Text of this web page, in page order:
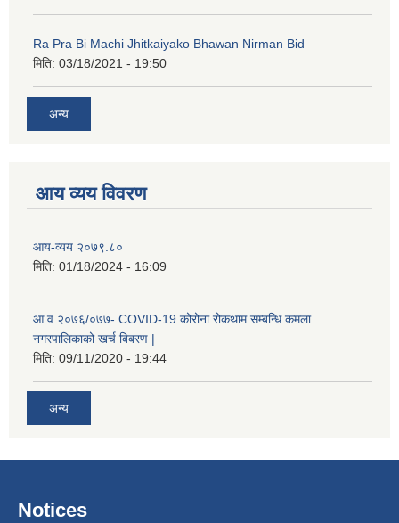
Ra Pra Bi Machi Jhitkaiyako Bhawan Nirman Bid
मिति: 03/18/2021 - 19:50
अन्य
आय व्यय विवरण
आय-व्यय २०७९.८०
मिति: 01/18/2024 - 16:09
आ.व.२०७६/०७७- COVID-19 कोरोना रोकथाम सम्बन्धि कमला
नगरपालिकाको खर्च बिबरण |
मिति: 09/11/2020 - 19:44
अन्य
Notices